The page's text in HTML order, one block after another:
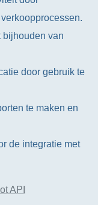
bijhouden van
door gebruik te
te maken en
de integratie met
API